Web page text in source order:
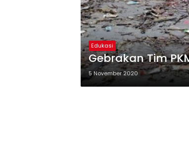
Edukasi
Gebrakan Tim
5 November 2020